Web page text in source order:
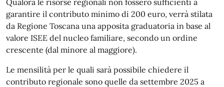
garantire il contributo minimo di 200 euro, verrà stilata
da Regione Toscana una apposita graduatoria in base al
valore ISEE del nucleo familiare, secondo un ordine
crescente (dal minore al maggiore).
Le mensilità per le quali sarà possibile chiedere il
contributo regionale sono quelle da settembre 2025 a